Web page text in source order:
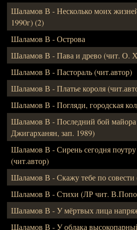
Шаламов В - Несколько моих
1990г) (2)
Шаламов В - Острова
Шаламов В - Пава и древо (чит. О.
Шаламов В - Пастораль (чит.автор)
Шаламов В - Платье короля
Шаламов В - Погляди, городская
Шаламов В - Последний бой майора
Джигарханян, зап. 1989)
Шаламов В - Сирень сегодня
(чит.автор)
Шаламов В - Скажу тебе по совести
Шаламов В - Стихи (ЛР чит.
Шаламов В - У мёртвых лица
Шаламов В - У облака